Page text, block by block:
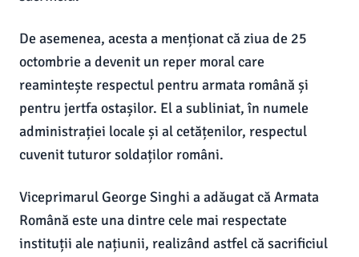
De asemenea, acesta a menționat că ziua de 25
octombrie a devenit un reper moral care
reamintește respectul pentru armata română și
pentru jertfa ostașilor. El a subliniat, în numele
administrației locale și al cetățenilor, respectul
cuvenit tuturor soldaților români.
Viceprimarul George Singhi a adăugat că Armata
Română este una dintre cele mai respectate
instituții ale națiunii, realizând astfel că sacrificiul